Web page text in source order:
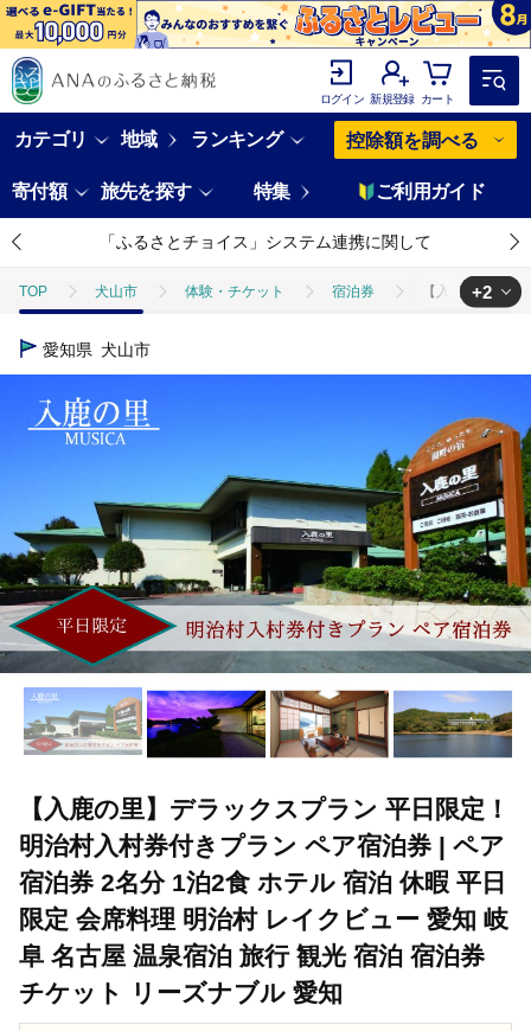
ログイン 新規登録 カート
カテゴリ 地域 ランキング 控除額を調べる
寄付額 旅先を探す 特集 ご利用ガイド
「ふるさとチョイス」システム連携に関して
TOP 犬山市 体験・チケット 宿泊券 【入鹿の里】
TOP
+2
愛知県 犬山市
【入鹿の里】デラックスプラン 平日限定！
明治村入村券付きプラン ペア宿泊券 | ペア
宿泊券 2名分 1泊2食 ホテル 宿泊 休暇 平日
限定 会席料理 明治村 レイクビュー 愛知 岐
阜 名古屋 温泉宿泊 旅行 観光 宿泊 宿泊券
チケット リーズナブル 愛知